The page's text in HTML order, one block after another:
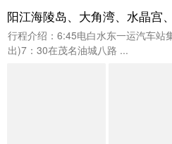
阳江海陵岛、大角湾、水晶宫
行程介绍：6:45电白水东一运汽车站
出)7：30在茂名油城八路 ...